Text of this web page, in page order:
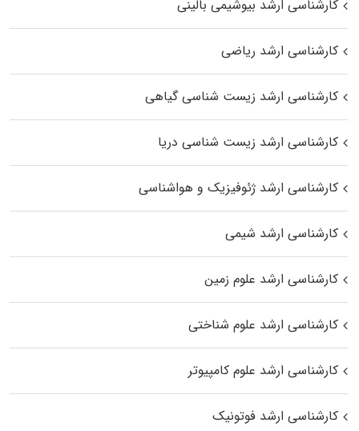
کارشناسی ارشد بیوشیمی بالینی
کارشناسی ارشد ریاضی
کارشناسی ارشد زیست‌ شناسی گیاهی
کارشناسی ارشد زیست‌ شناسی دریا
کارشناسی ارشد ژئوفیزیک و هواشناسی
کارشناسی ارشد شیمی
کارشناسی ارشد علوم زمین
کارشناسی ارشد علوم شناختی
کارشناسی ارشد علوم کامپیوتر
کارشناسی ارشد فوتونیک